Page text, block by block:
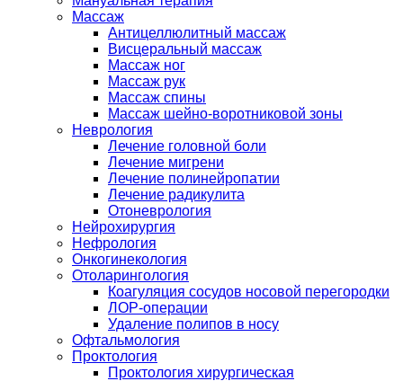
Массаж
Антицеллюлитный массаж
Висцеральный массаж
Массаж ног
Массаж рук
Массаж спины
Массаж шейно-воротниковой зоны
Неврология
Лечение головной боли
Лечение мигрени
Лечение полинейропатии
Лечение радикулита
Отоневрология
Нейрохирургия
Нефрология
Онкогинекология
Отоларингология
Коагуляция сосудов носовой перегородки
ЛОР-операции
Удаление полипов в носу
Офтальмология
Проктология
Проктология хирургическая